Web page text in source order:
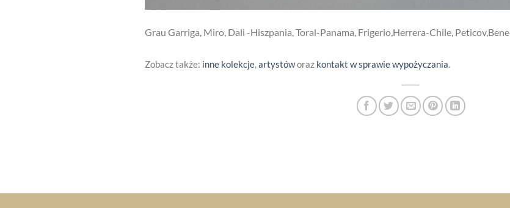
Grau Garriga, Miro, Dali -Hiszpania, Toral-Panama, Frigerio,Herrera-Chile,
Zobacz także: inne kolekcje,artystóworaz kontakt w sprawie wypożyczania.